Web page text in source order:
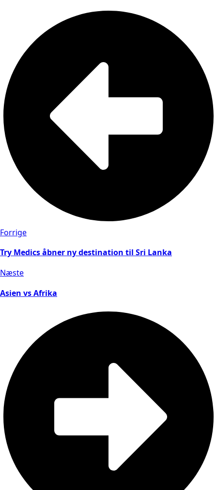
Forrige
Try Medics åbner ny destination til Sri Lanka
Næste
Asien vs Afrika